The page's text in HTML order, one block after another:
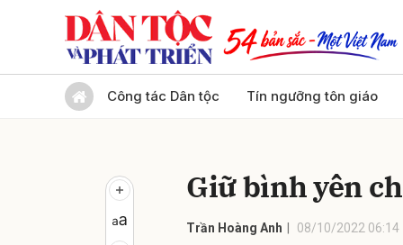
Công tác Dân tộc Tín ngưỡng tôn giáo
Giữ bình yên
Trần Hoàng Anh 08/10/2022 06:14
Gửi